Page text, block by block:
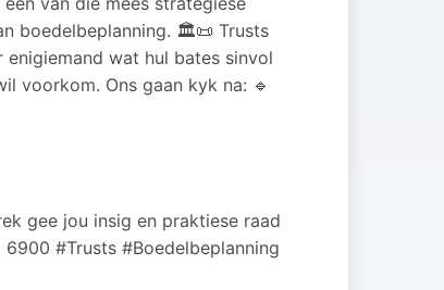
boedelbeplanning. 🏛️📜 Trusts
enigiemand wat hul bates sinvol
voorkom. Ons gaan kyk na: 🔹
gee jou insig en praktiese raad
#Trusts #Boedelbeplanning